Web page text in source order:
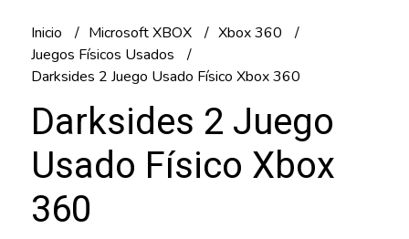
Inicio Microsoft XBOX
Xbox 360
Juegos Físicos Usados
Darksides 2 Juego Usado Físico Xbox 360
Darksides 2 Juego
Usado Físico Xbox
360